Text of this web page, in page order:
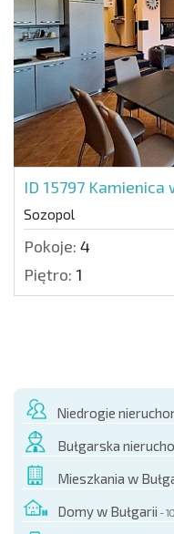
ID 15797 Kamienica
Sozopol
Pokoje: 4
Piętro: 1
Niedrogie
Bułgarska
Mieszkania w
Domy w Bułgarii -